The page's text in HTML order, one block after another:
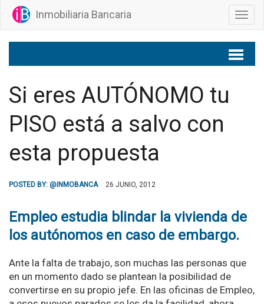
M
e
n
ú
Inmobiliaria Bancaria
Si eres AUTÓNOMO tu
PISO está a salvo con
esta propuesta
POSTED BY: @INMOBANCA 26 JUNIO, 2012
Empleo estudia blindar la vivienda de
los autónomos en caso de embargo.
Ante la falta de trabajo, son muchas las personas que
en un momento dado se plantean la posibilidad de
convertirse en su propio jefe. En las oficinas de Empleo,